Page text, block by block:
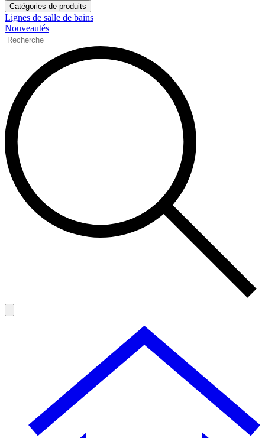
Catégories de produits
Lignes de salle de bains
Nouveautés